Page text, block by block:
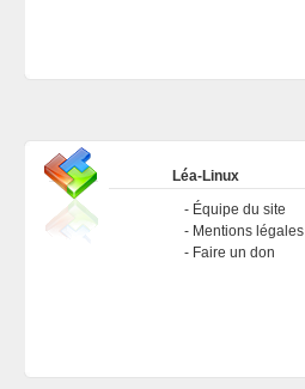
Léa-Linux
Équipe du site
Mentions légales
Faire un don